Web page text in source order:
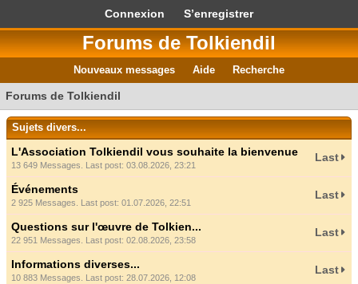
Connexion S’enregistrer
Forums de Tolkiendil
Nouveaux messages Aide Recherche
Forums de Tolkiendil
Sujets divers...
L'Association Tolkiendil vous souhaite la bienvenue
13 649 Messages. Last post: 03.08.2026, 23:21
Last
Événements
2 925 Messages. Last post: 01.07.2026, 22:51
Last
Questions sur l'œuvre de Tolkien...
22 951 Messages. Last post: 02.08.2026, 23:58
Last
Informations diverses...
10 883 Messages. Last post: 28.07.2026, 12:08
Last